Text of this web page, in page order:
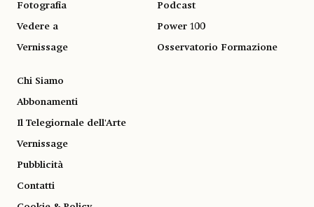
Fotografia
Vedere a
Vernissage
Podcast
Power 100
Osservatorio Formazione
Chi Siamo
Abbonamenti
Il Telegiornale dell'Arte
Vernissage
Pubblicità
Contatti